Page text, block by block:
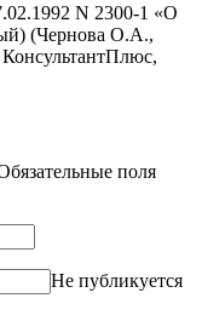
N 2300-1 «О
(Чернова О.А.,
поля
Не публикуется